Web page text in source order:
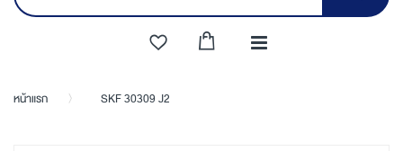
หน้าแรก SKF 30309 J2